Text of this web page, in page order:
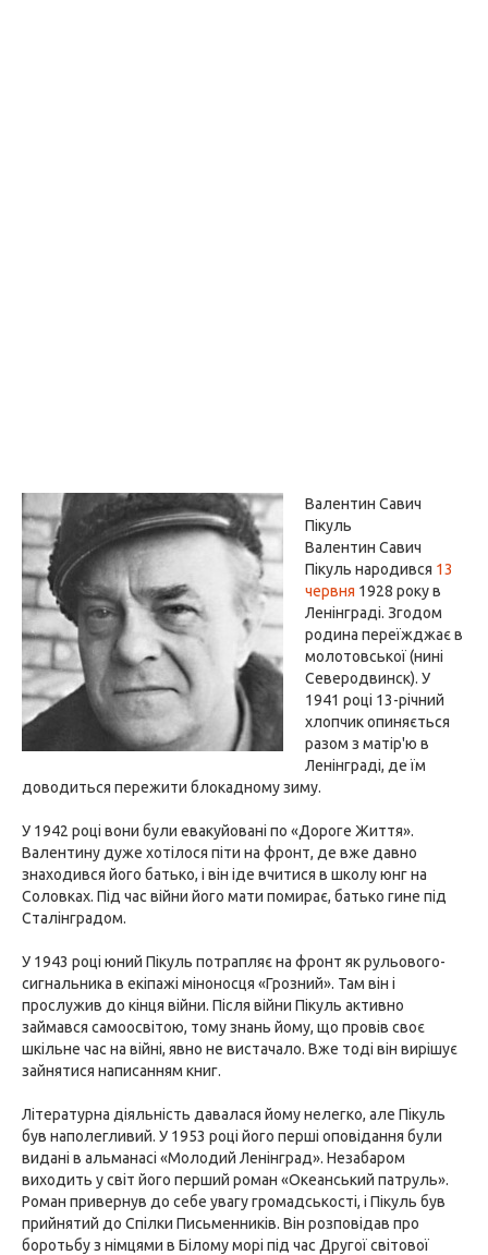
Валентин Савич
Пікуль
Валентин Савич
Пікуль народився 13
червня 1928 року в
Ленінграді. Згодом
родина переїжджає в
молотовської (нині
Северодвинск). У
1941 році 13-річний
хлопчик опиняється
разом з матір'ю в
Ленінграді, де їм
доводиться пережити блокадному зиму.
У 1942 році вони були евакуйовані по «Дороге Життя».
Валентину дуже хотілося піти на фронт, де вже давно
знаходився його батько, і він іде вчитися в школу юнг на
Соловках. Під час війни його мати помирає, батько гине під
Сталінградом.
У 1943 році юний Пікуль потрапляє на фронт як рульового-
сигнальника в екіпажі міноносця «Грозний». Там він і
прослужив до кінця війни. Після війни Пікуль активно
займався самоосвітою, тому знань йому, що провів своє
шкільне час на війні, явно не вистачало. Вже тоді він вирішує
зайнятися написанням книг.
Літературна діяльність давалася йому нелегко, але Пікуль
був наполегливий. У 1953 році його перші оповідання були
видані в альманасі «Молодий Ленінград». Незабаром
виходить у світ його перший роман «Океанський патруль».
Роман привернув до себе увагу громадськості, і Пікуль був
прийнятий до Спілки Письменників. Він розповідав про
боротьбу з німцями в Білому морі під час Другої світової